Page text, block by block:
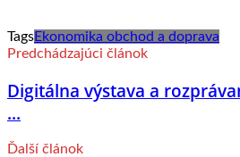
TagsEkonomika obchod a doprava
Predchádzajúci článok
Digitálna výstava a
...
Ďalší článok